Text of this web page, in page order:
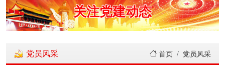
关注党建动态
党员风采 首页 党员风采